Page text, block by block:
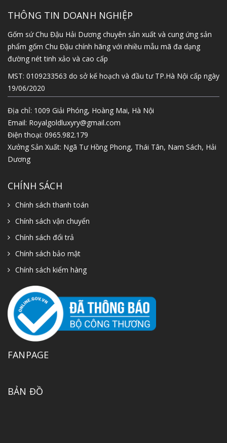
THÔNG TIN DOANH NGHIỆP
Gốm sứ Chu Đậu Hải Dương chuyên sản xuất và cung ứng sản
phẩm gốm Chu Đậu chính hãng với nhiều mẫu mã đa dạng
đường nét tinh xảo và cao cấp
MST: 0109233563 do sở kế hoạch và đầu tư TP.Hà Nội cấp ngày
19/06/2020
Địa chỉ: 1009 Giải Phóng, Hoàng Mai, Hà Nội
Email: Royalgoldluxyry@gmail.com
Điện thoại: 0965.982.179
Xưởng Sản Xuất: Ngã Tư Hồng Phong, Thái Tân, Nam Sách, Hải
Dương
CHÍNH SÁCH
Chính sách thanh toán
Chính sách vận chuyển
Chính sách đổi trả
Chính sách bảo mật
Chính sách kiểm hàng
FANPAGE
BẢN ĐỒ